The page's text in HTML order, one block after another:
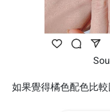
如果覺得橘色配色比